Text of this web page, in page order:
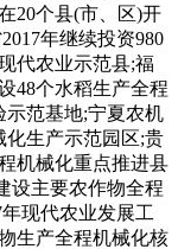
20个县(市、区)开
年继续投资980
代农业示范县;福
48个水稻生产全程
示范基地;宁夏农机
化生产示范园区;贵
机械化重点推进县
设主要农作物全程
现代农业发展工
生产全程机械化核